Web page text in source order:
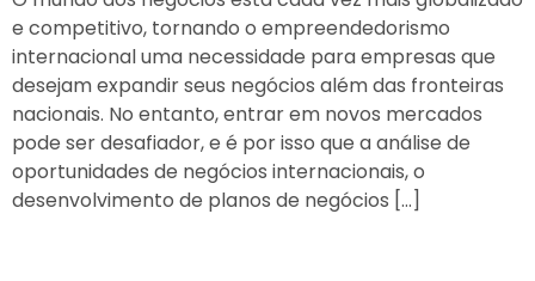
e competitivo, tornando o empreendedorismo
internacional uma necessidade para empresas que
desejam expandir seus negócios além das fronteiras
nacionais. No entanto, entrar em novos mercados
pode ser desafiador, e é por isso que a análise de
oportunidades de negócios internacionais, o
desenvolvimento de planos de negócios […]